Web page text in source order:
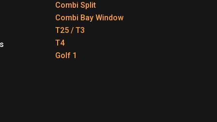
Combi Split
Combi Bay Window
T25 / T3
T4
Golf 1